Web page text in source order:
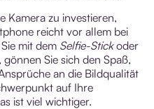
Kamera zu investieren,
reicht vor allem bei
mit dem Selfie-Stickoder
Sie sich den Spaß,
an die Bildqualität
auf Ihre
ist viel wichtiger.